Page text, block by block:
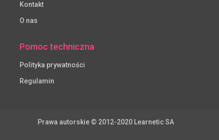
Kontakt
O nas
Pomoc techniczna
Polityka prywatności
Regulamin
Prawa autorskie © 2012-2020 Learnetic SA